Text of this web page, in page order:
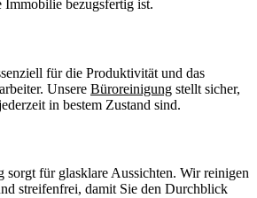
Immobilie bezugsfertig ist.
für die Produktivität und das
Unsere Büroreinigung stellt sicher,
in bestem Zustand sind.
sorgt für glasklare Aussichten. Wir reinigen
streifenfrei, damit Sie den Durchblick